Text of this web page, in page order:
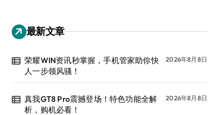
最新文章
荣耀WIN资讯秒掌握，手机管家助你快
人一步领风骚！
2026年8月8日
真我GT8 Pro震撼登场！特色功能全解
析，购机必看！
2026年8月8日